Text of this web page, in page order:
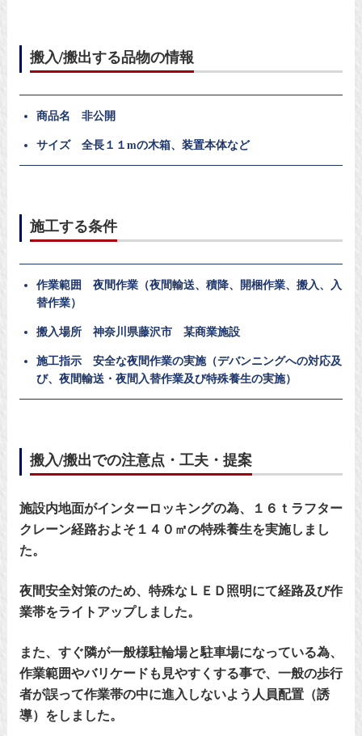
搬入/搬出する品物の情報
商品名 非公開
サイズ 全長１１mの木箱、装置本体など
施工する条件
作業範囲 夜間作業（夜間輸送、積降、開梱作業、搬入、入
替作業）
搬入場所 神奈川県藤沢市 某商業施設
施工指示 安全な夜間作業の実施（デバンニングへの対応及
び、夜間輸送・夜間入替作業及び特殊養生の実施）
搬入/搬出での注意点・工夫・提案
施設内地面がインターロッキングの為、１６ｔラフター
クレーン経路およそ１４０㎡の特殊養生を実施しまし
た。
夜間安全対策のため、特殊なＬＥＤ照明にて経路及び作
業帯をライトアップしました。
また、すぐ隣が一般様駐輪場と駐車場になっている為、
作業範囲やバリケードも見やすくする事で、一般の歩行
者が誤って作業帯の中に進入しないよう人員配置（誘
導）をしました。